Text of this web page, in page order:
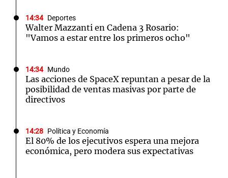
14:34 Deportes
Walter Mazzanti en Cadena 3 Rosario:
"Vamos a estar entre los primeros ocho"
14:34 Mundo
Las acciones de SpaceX repuntan a pesar de la
posibilidad de ventas masivas por parte de
directivos
14:28 Política y Economía
El 80% de los ejecutivos espera una mejora
económica, pero modera sus expectativas